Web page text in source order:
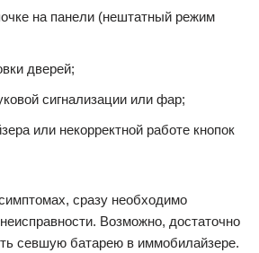
на панели (нештатный режим
дверей;
сигнализации или фар;
или некорректной работе кнопок
сразу необходимо
Возможно, достаточно
севшую батарею в иммобилайзере.